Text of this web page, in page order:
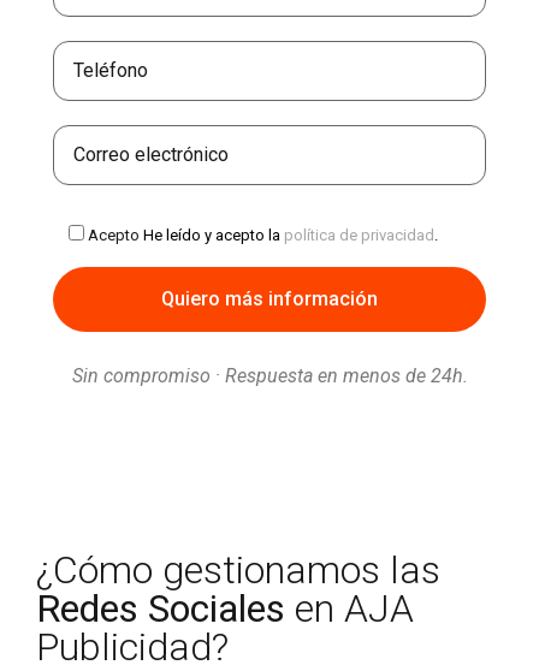
Acepto He leído y acepto la política de privacidad
Sin compromiso · Respuesta en menos de 24h.
¿Cómo gestionamos las
Redes Sociales en AJA
Publicidad?